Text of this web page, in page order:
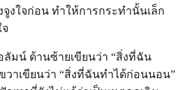
จูงใจก่อน ทำให้การกระทำนั้นเล็ก
มน์ ด้านซ้ายเขียนว่า “สิ่งที่ฉัน
าเขียนว่า “สิ่งที่ฉันทำได้ก่อนนอน”